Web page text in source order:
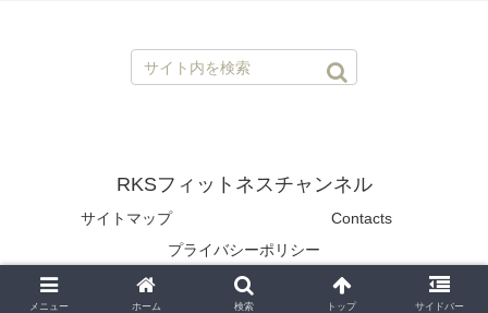
RKSフィットネスチャンネル
サイトマップ
Contacts
プライバシーポリシー
© 2020 RKSフィットネスチャンネル.
メニュー ホーム 検索 トップ サイドバー